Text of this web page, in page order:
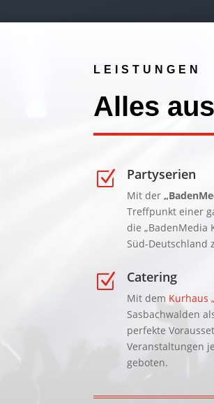
LEISTUNGEN
Alles
Z Partyserien
Mit der
Treffpunkt einer
die „BadenMedia
Süd-Deutschland
Z Catering
Mit dem Kurhaus
Sasbachwalden
perfekte
Veranstaltungen
geboten.